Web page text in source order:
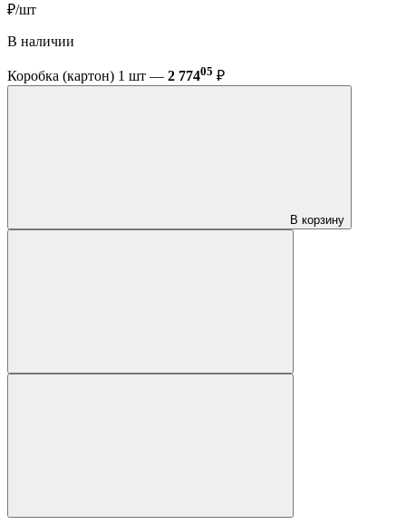
₽/шт
В наличии
Коробка (картон) 1 шт — 2 77405 ₽
В корзину